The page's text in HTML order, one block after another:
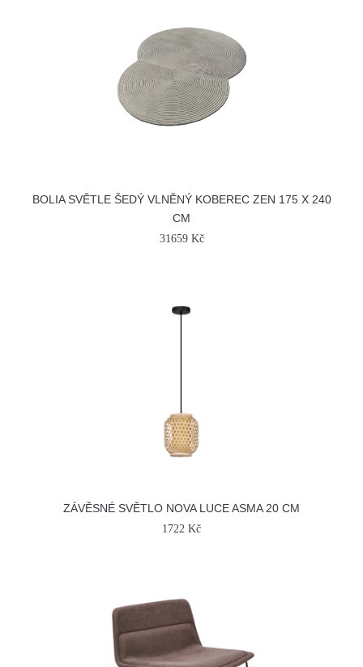
BOLIA SVĚTLE ŠEDÝ VLNĚNÝ KOBEREC ZEN 175 X 240
CM
31659 Kč
ZÁVĚSNÉ SVĚTLO NOVA LUCE ASMA 20 CM
1722 Kč